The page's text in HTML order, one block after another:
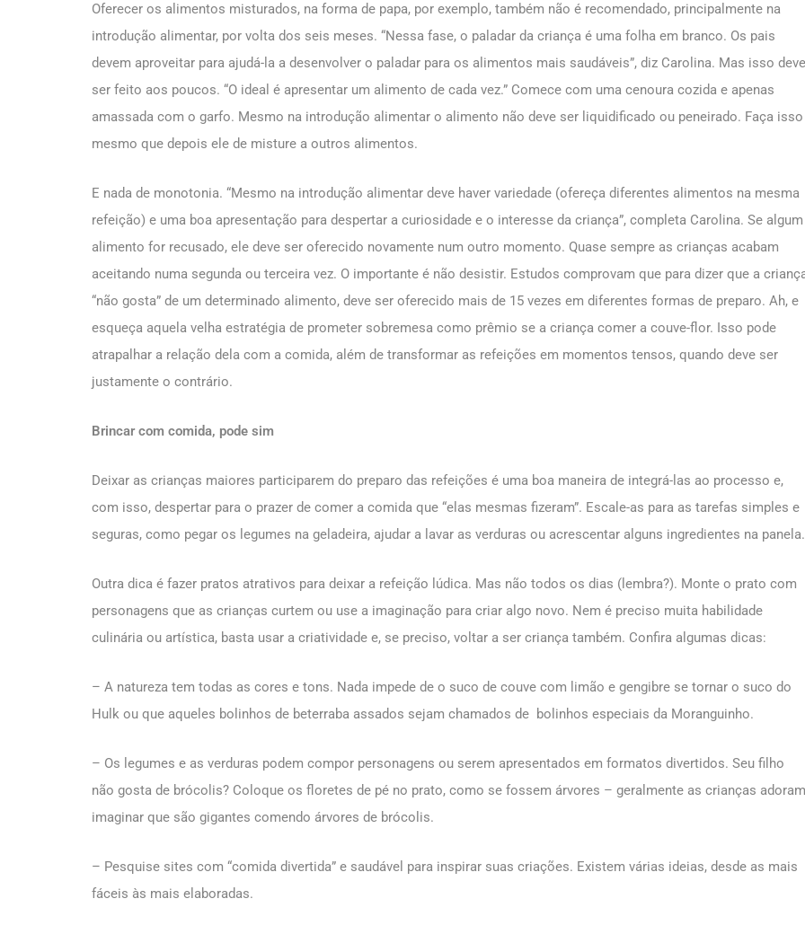
Oferecer os alimentos misturados, na forma de papa, por exemplo, também não é recomendado, principalmente na
introdução alimentar, por volta dos seis meses. “Nessa fase, o paladar da criança é uma folha em branco. Os pais
devem aproveitar para ajudá-la a desenvolver o paladar para os alimentos mais saudáveis”, diz Carolina. Mas isso deve
ser feito aos poucos. “O ideal é apresentar um alimento de cada vez.” Comece com uma cenoura cozida e apenas
amassada com o garfo. Mesmo na introdução alimentar o alimento não deve ser liquidificado ou peneirado. Faça isso
mesmo que depois ele de misture a outros alimentos.
E nada de monotonia. “Mesmo na introdução alimentar deve haver variedade (ofereça diferentes alimentos na mesma
refeição) e uma boa apresentação para despertar a curiosidade e o interesse da criança”, completa Carolina. Se algum
alimento for recusado, ele deve ser oferecido novamente num outro momento. Quase sempre as crianças acabam
aceitando numa segunda ou terceira vez. O importante é não desistir. Estudos comprovam que para dizer que a
“não gosta” de um determinado alimento, deve ser oferecido mais de 15 vezes em diferentes formas de preparo. Ah, e
esqueça aquela velha estratégia de prometer sobremesa como prêmio se a criança comer a couve-flor. Isso pode
atrapalhar a relação dela com a comida, além de transformar as refeições em momentos tensos, quando deve ser
justamente o contrário.
Brincar com comida, pode sim
Deixar as crianças maiores participarem do preparo das refeições é uma boa maneira de integrá-las ao processo e,
com isso, despertar para o prazer de comer a comida que “elas mesmas fizeram”. Escale-as para as tarefas simples e
seguras, como pegar os legumes na geladeira, ajudar a lavar as verduras ou acrescentar alguns ingredientes na panela.
Outra dica é fazer pratos atrativos para deixar a refeição lúdica. Mas não todos os dias (lembra?). Monte o prato com
personagens que as crianças curtem ou use a imaginação para criar algo novo. Nem é preciso muita habilidade
culinária ou artística, basta usar a criatividade e, se preciso, voltar a ser criança também. Confira algumas dicas:
– A natureza tem todas as cores e tons. Nada impede de o suco de couve com limão e gengibre se tornar o suco do
Hulk ou que aqueles bolinhos de beterraba assados sejam chamados de bolinhos especiais da Moranguinho.
– Os legumes e as verduras podem compor personagens ou serem apresentados em formatos divertidos. Seu filho
não gosta de brócolis? Coloque os floretes de pé no prato, como se fossem árvores – geralmente as crianças adoram
imaginar que são gigantes comendo árvores de brócolis.
– Pesquise sites com “comida divertida” e saudável para inspirar suas criações. Existem várias ideias, desde as mais
fáceis às mais elaboradas.